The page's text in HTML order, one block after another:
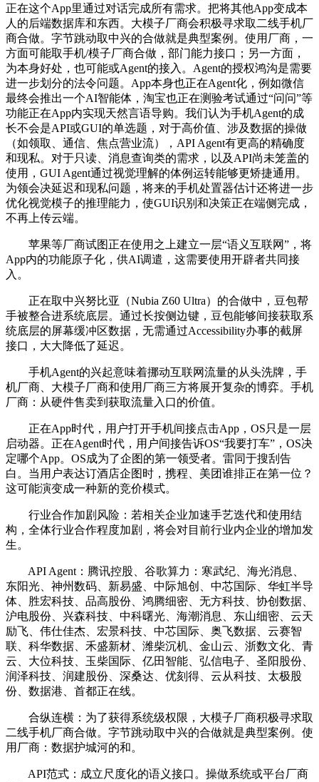
正在这个App里通过对话完成所有需求。把将其他App变成本
人的后端数据库和东西。大模子厂商会积极寻求取二线手机厂
商合做。字节跳动取中兴的合做就是典型案例。使用厂商，一
方面可能取手机/模子厂商合做，部门能力接口；另一方面，
为本身好处，也可能或Agent的接入。Agent的授权鸿沟是需要
进一步划分的法令问题。App本身也正在Agent化，例如微信
最终会推出一个AI智能体，淘宝也正在测验考试通过“问问”等
功能正在App内实现天然言语导购。我们认为手机Agent的成
长不会是API或GUI的单选题，对于高价值、涉及数据的操做
（如领取、通信、焦点营业流），API Agent有更高的精确度
和现私。对于只读、消息查询类的需求，以及API尚未笼盖的
使用，GUI Agent通过视觉理解的体例运转能够更矫捷通用。
为领会决延迟和现私问题，将来的手机处置器估计还将进一步
优化视觉模子的推理能力，使GUI识别和决策正在端侧完成，
不再上传云端。
苹果等厂商试图正在使用之上建立一层“语义互联网”，将
App内的功能原子化，供AI调遣，这需要使用开辟者共同接
入。
正在取中兴努比亚（Nubia Z60 Ultra）的合做中，豆包帮
手被整合进系统底层。通过长按侧边键，豆包能够间接获取系
统底层的屏幕缓冲区数据，无需通过Accessibility办事的截屏
接口，大大降低了延迟。
手机Agent的兴起意味着挪动互联网流量的从头洗牌，手
机厂商、大模子厂商和使用厂商三方将展开复杂的博弈。手机
厂商：从硬件售卖到获取流量入口的价值。
正在App时代，用户打开手机间接点击App，OS只是一层
启动器。正在Agent时代，用户间接告诉OS“我要打车”，OS决
定哪个App。OS成为了企图的第一领受者。雷同于搜刮告
白。当用户表达订酒店企图时，携程、美团谁排正在第一位？
这可能演变成一种新的竞价模式。
行业合作加剧风险：若相关企业加速手艺迭代和使用结
构，全体行业合作程度加剧，将会对目前行业内企业的增加发
生。
API Agent：腾讯控股、谷歌算力：寒武纪、海光消息、
东阳光、神州数码、新易盛、中际旭创、中芯国际、华虹半导
体、胜宏科技、品高股份、鸿腾细密、无方科技、协创数据、
沪电股份、兴森科技、中科曙光、海潮消息、东山细密、云天
励飞、伟仕佳杰、宏景科技、中芯国际、奥飞数据、云赛智
联、科华数据、禾盛新材、潍柴沉机、金山云、浙数文化、青
云、大位科技、玉柴国际、亿田智能、弘信电子、圣阳股份、
润泽科技、润建股份、深桑达、优刻得、云从科技、太极股
份、数据港、首都正在线。
合纵连横：为了获得系统级权限，大模子厂商积极寻求取
二线手机厂商合做。字节跳动取中兴的合做就是典型案例。使
用厂商：数据护城河的和。
API范式：成立尺度化的语义接口。操做系统或平台厂商